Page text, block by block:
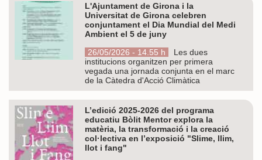
L'Ajuntament de Girona i la
Universitat de Girona celebren
conjuntament el Dia Mundial del Medi
Ambient el 5 de juny
26/05/2026 - 14.55 h
Les dues
institucions organitzen per primera
vegada una jornada conjunta en el marc
de la Càtedra d'Acció Climàtica
L’edició 2025-2026 del programa
educatiu Bòlit Mentor explora la
matèria, la transformació i la creació
col·lectiva en l’exposició "Slime, llim,
llot i fang"